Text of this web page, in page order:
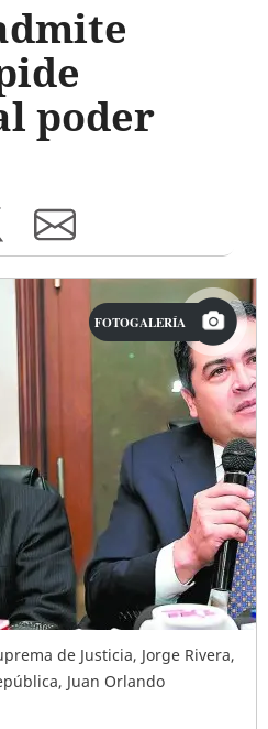
poder
FOTOGALERÍA
de Justicia, Jorge Rivera,
Juan Orlando